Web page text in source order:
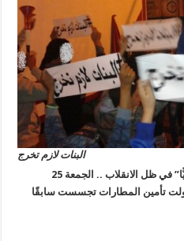
البنات لازم تخرج
مِصْر الأخيرة عربيًّا وعالميًّا “ديمقراطيًّا” في ظل الانقلاب .. الجمعة 25
تأمين المطارات تجسست سابقًا